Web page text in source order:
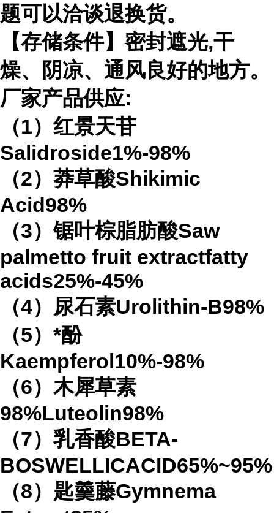
题可以洽谈退换货。
【存储条件】密封遮光,干
燥、阴凉、通风良好的地方。
厂家产品供应:
（1）红景天苷
Salidroside1%-98%
（2）莽草酸Shikimic
Acid98%
（3）锯叶棕脂肪酸Saw
palmetto fruit extractfatty
acids25%-45%
（4）尿石素Urolithin-B98%
（5）*酚
Kaempferol10%-98%
（6）木犀草素
98%Luteolin98%
（7）乳香酸BETA-
BOSWELLICACID65%~95%
（8）匙羹藤Gymnema